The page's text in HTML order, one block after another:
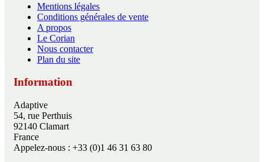
Mentions légales
Conditions générales de vente
A propos
Le Corian
Nous contacter
Plan du site
Information
Adaptive
54, rue Perthuis
92140 Clamart
France
Appelez-nous : +33 (0)1 46 31 63 80